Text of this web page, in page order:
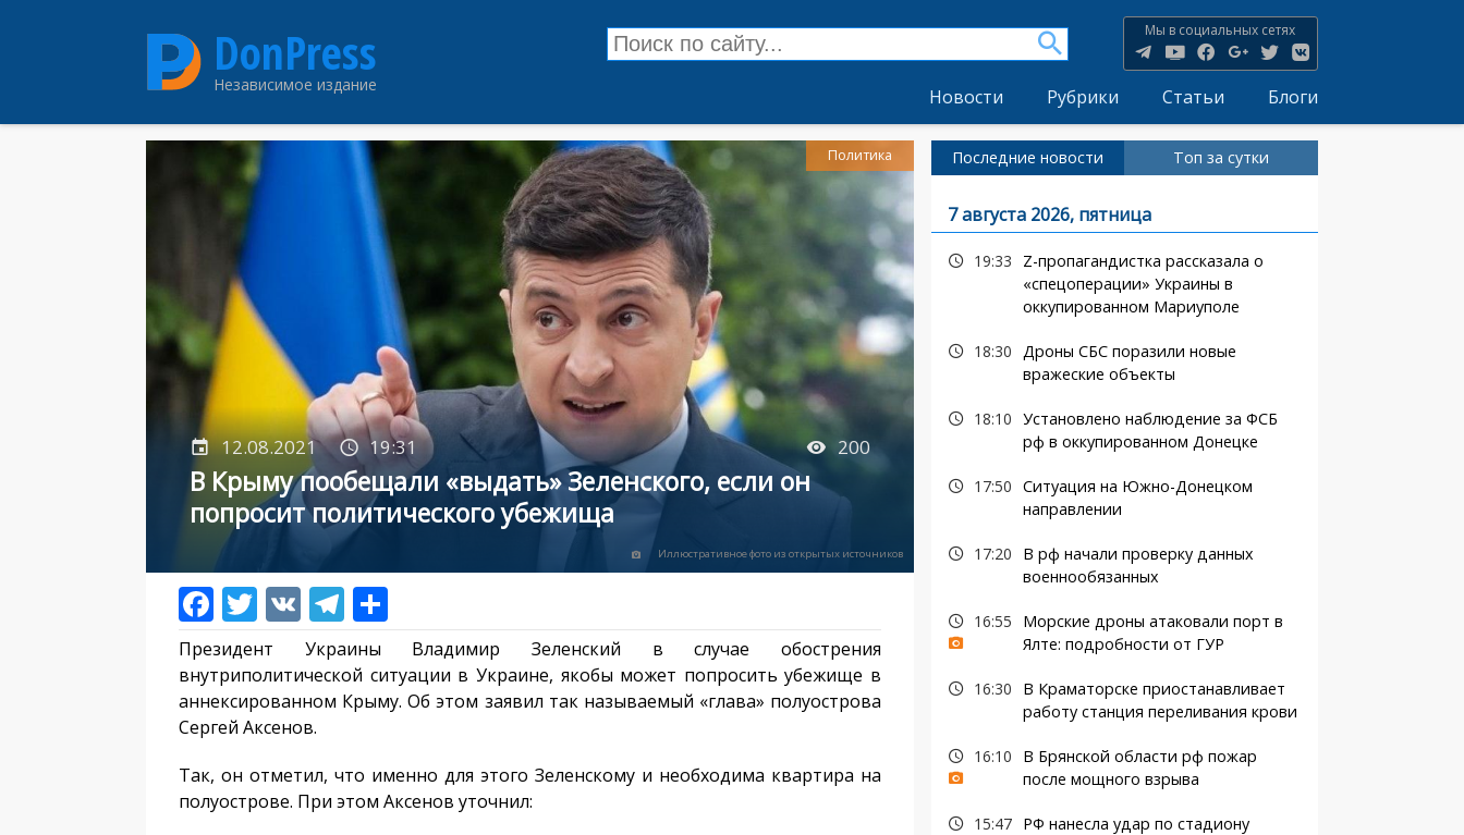
DonPress
Независимое издание
Мы в социальных сетях
Новости Рубрики Статьи Блоги
12.08.2021 19:31 200
В Крыму пообещали «выдать» Зеленского, если он
попросит политического убежища
Иллюстративное фото из открытых источников
Политика
Президент Украины Владимир Зеленский в случае обострения
внутриполитической ситуации в Украине, якобы может попросить убежище в
аннексированном Крыму. Об этом заявил так называемый «глава» полуострова
Сергей Аксенов.
Так, он отметил, что именно для этого Зеленскому и необходима квартира на
полуострове. При этом Аксенов уточнил:
Последние новости Топ за сутки
7 августа 2026, пятница
19:33
Z-пропагандистка рассказала о
«спецоперации» Украины в
оккупированном Мариуполе
18:30 Дроны СБС поразили новые
вражеские объекты
18:10 Установлено наблюдение за ФСБ
рф в оккупированном Донецке
17:50 Ситуация на Южно-Донецком
направлении
17:20
В рф начали проверку данных
военнообязанных
16:55
Морские дроны атаковали порт в
Ялте: подробности от ГУР
16:30
В Краматорске приостанавливает
работу станция переливания крови
16:10
В Брянской области рф пожар
после мощного взрыва
15:47
РФ нанесла удар по стадиону